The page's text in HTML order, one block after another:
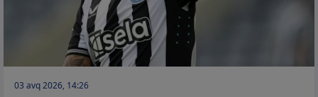
03 avq 2026, 14:26